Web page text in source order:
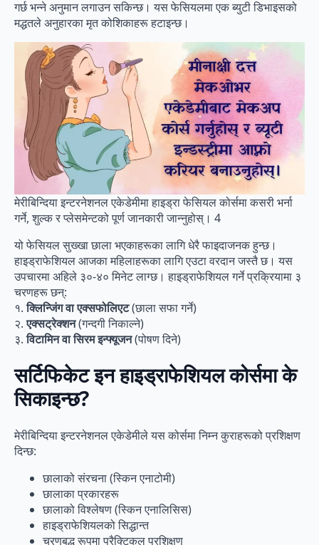
गर्छ भन्ने अनुमान लगाउन सकिन्छ। यस फेसियलमा एक ब्युटी डिभाइसको
मद्धतले अनुहारका मृत कोशिकाहरू हटाइन्छ।
मेरीबिन्दिया इन्टरनेशनल एकेडेमीमा हाइड्रा फेसियल कोर्समा कसरी भर्ना
गर्ने, शुल्क र प्लेसमेन्टको पूर्ण जानकारी जान्नुहोस्। 4
यो फेसियल सुख्खा छाला भएकाहरूका लागि धेरै फाइदाजनक हुन्छ।
हाइड्राफेशियल आजका महिलाहरूका लागि एउटा वरदान जस्तै छ। यस
उपचारमा अहिले ३०-४० मिनेट लाग्छ। हाइड्राफेशियल गर्ने प्रक्रियामा ३
चरणहरू छन्:
१.क्लिन्जिंग वा एक्सफोलिएट(छाला सफा गर्ने)
२.एक्सट्रेक्शन(गन्दगी निकाल्ने)
३.विटामिन वा सिरम इन्फ्यूजन(पोषण दिने)
सर्टिफिकेट इन हाइड्राफेशियल कोर्समा के
सिकाइन्छ?
मेरीबिन्दिया इन्टरनेशनल एकेडेमीले यस कोर्समा निम्न कुराहरूको प्रशिक्षण
दिन्छ:
छालाको संरचना (स्किन एनाटोमी)
छालाका प्रकारहरू
छालाको विश्लेषण (स्किन एनालिसिस)
हाइड्राफेशियलको सिद्धान्त
चरणबद्ध रूपमा प्रैक्टिकल प्रशिक्षण